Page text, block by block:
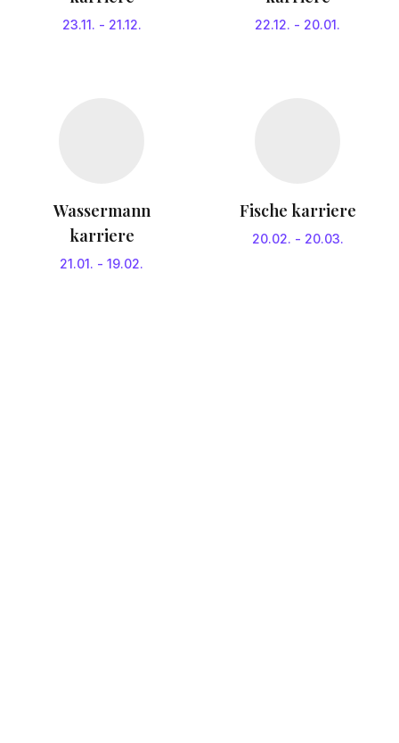
23.11. - 21.12. 22.12. - 20.01.
Wassermann
karriere
21.01. - 19.02.
Fische karriere
20.02. - 20.03.